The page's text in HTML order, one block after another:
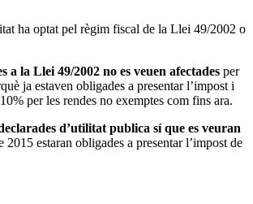
ha optat pel règim fiscal de la Llei 49/2002 o
a la Llei 49/2002 no es veuen afectades per
ja estaven obligades a presentar l’impost i
per les rendes no exemptes com fins ara.
d’utilitat publica sí que es veuran
2015 estaran obligades a presentar l’impost de